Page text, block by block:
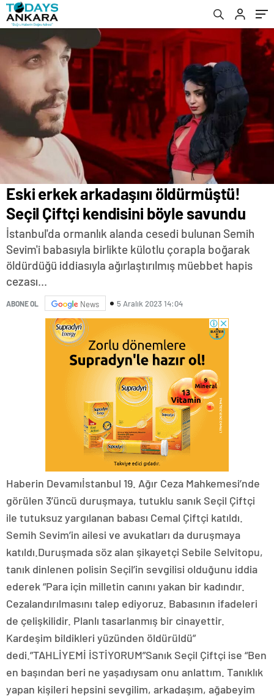
Eski erkek arkadaşını öldürmüştü!
Seçil Çiftçi kendisini böyle savundu
İstanbul'da ormanlık alanda cesedi bulunan Semih
Sevim'i babasıyla birlikte külotlu çorapla boğarak
öldürdüğü iddiasıyla ağırlaştırılmış müebbet hapis
cezası...
ABONE OL News 5 Aralık 2023 14:04
Haberin Devamıİstanbul 19. Ağır Ceza Mahkemesi’nde
görülen 3’üncü duruşmaya, tutuklu sanık Seçil Çiftçi
ile tutuksuz yargılanan babası Cemal Çiftçi katıldı.
Semih Sevim’in ailesi ve avukatları da duruşmaya
katıldı.Duruşmada söz alan şikayetçi Sebile Selvitopu,
tanık dinlenen polisin Seçil’in sevgilisi olduğunu iddia
ederek “Para için milletin canını yakan bir kadındır.
Cezalandırılmasını talep ediyoruz. Babasının ifadeleri
de çelişkilidir. Planlı tasarlanmış bir cinayettir.
Kardeşim bildikleri yüzünden öldürüldü”
dedi.”TAHLİYEMİ İSTİYORUM”Sanık Seçil Çiftçi ise “Ben
en başından beri ne yaşadıysam onu anlattım. Tanıklık
yapan kişileri hepsini sevgilim, arkadaşım, ağabeyim